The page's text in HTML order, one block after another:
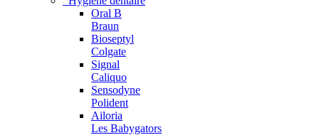
Oral B
Braun
Bioseptyl
Colgate
Signal
Caliquo
Sensodyne
Polident
Ailoria
Les Babygators